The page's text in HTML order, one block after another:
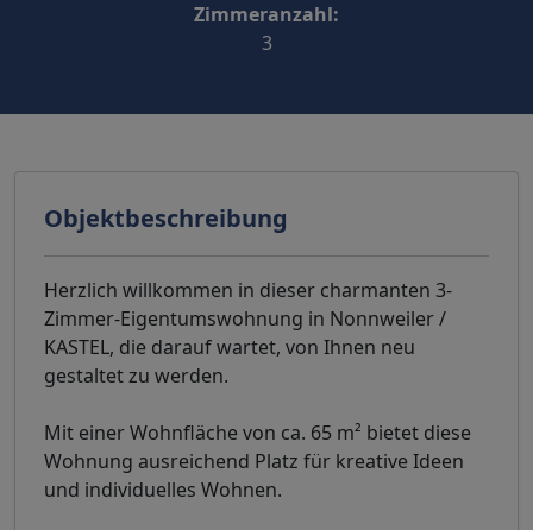
Zimmeranzahl:
3
Objektbeschreibung
Herzlich willkommen in dieser charmanten 3-
Zimmer-Eigentumswohnung in Nonnweiler /
KASTEL, die darauf wartet, von Ihnen neu
gestaltet zu werden.
Mit einer Wohnfläche von ca. 65 m² bietet diese
Wohnung ausreichend Platz für kreative Ideen
und individuelles Wohnen.